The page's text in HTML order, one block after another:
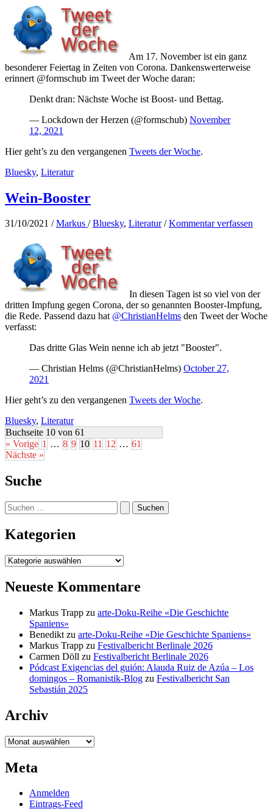
Am 17. November ist ein ganz
besonderer Feiertag in Zeiten von Corona. Dankenswerterweise
erinnert @formschub im Tweet der Woche daran:
Denkt dran: Nächste Woche ist Boost- und Bettag.
— Lockdown der Herzen (@formschub) November
12, 2021
Hier geht’s zu den vergangenen Tweets der Woche.
Bluesky, Literatur
Wein-Booster
31/10/2021 /Markus /Bluesky, Literatur/Kommentar verfassen
In diesen Tagen ist so viel von der
dritten Impfung gegen Corona, der so genannten Booster-Impfung,
die Rede. Passend dazu hat @ChristianHelms den Tweet der Woche
verfasst:
Das dritte Glas Wein nenne ich ab jetzt "Booster".
— Christian Helms (@ChristianHelms) October 27,
2021
Hier geht’s zu den vergangenen Tweets der Woche.
Bluesky, Literatur
Buchseite 10 von 61
« Vorige 1 … 8 9 10 11 12 … 61
Nächste »
Suche
Suchen
nach:
Kategorien
Kategorien
Neueste Kommentare
Markus Trapp zu arte-Doku-Reihe «Die Geschichte
Spaniens»
Benedikt zu arte-Doku-Reihe «Die Geschichte Spaniens»
Markus Trapp zu Festivalbericht Berlinale 2026
Carmen Döll zu Festivalbericht Berlinale 2026
Pódcast Exigencias del guión: Alauda Ruiz de Azúa – Los
domingos – Romanistik-Blog zu Festivalbericht San
Sebastián 2025
Archiv
Archiv
Meta
Anmelden
Eintrags-Feed